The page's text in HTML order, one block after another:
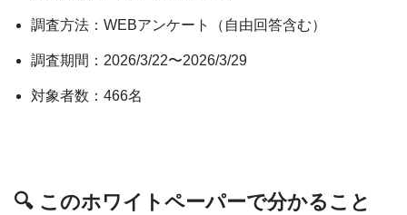
調査方法：WEBアンケート（自由回答含む）
調査期間：2026/3/22〜2026/3/29
対象者数：466名
🔍 このホワイトペーパーで分かること